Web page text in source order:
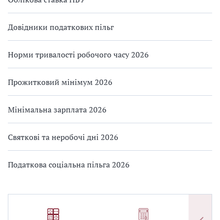
Довідники податкових пільг
Норми тривалості робочого часу 2026
Прожитковий мінімум 2026
Мінімальна зарплата 2026
Святкові та неробочі дні 2026
Податкова соціальна пільга 2026